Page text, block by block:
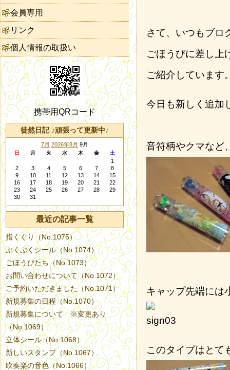
さて、いつもブロ
ごほうびに差し上
ご紹介しています
今日も新しく追加
音符柄やクマなど
キャップ先端には
このタイプはとて
会員専用
リンク
個人情報の取扱い
携帯用QRコード
徒然日記 ♪頑張って更新中♪
7月 2026年8月 9月
日 月 火 水 木 金 土
1
2
3 4 5 6 7
8
9
10 11 12 13 14
15
16
17 18 19 20 21
22
23
24 25 26 27 28
29
30
31
最近の記事一覧
指くぐり（No.1075）
ぷくぷくシール（No.1074）
ごほうびたち（No.1073）
お問い合わせについて（No.1072）
ご予約いただきました（No.1071）
新規募集の日程（No.1070）
新規募集について ※変更あり
（No.1069）
立体シール（No.1068）
新しいスタンプ（No.1067）
吹奏楽の音色（No.1066）